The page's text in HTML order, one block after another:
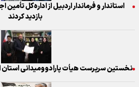
استاندار و فرماندار اردبیل از اداره‌کل
بازدید کردند
نخستین سرپرست هیأت پارادوومیدانی